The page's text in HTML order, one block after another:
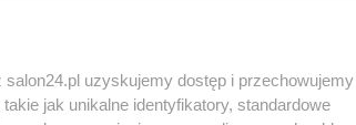
programów na czele z
uzyskujemy dostęp i przechowujemy
jak unikalne identyfikatory, standardowe